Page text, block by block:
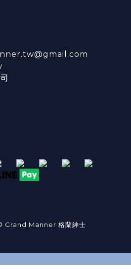
Grand Manner 格蘭紳士